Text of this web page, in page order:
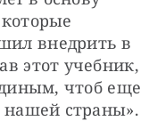
внедрить в
этот учебник,
чтоб еще
нашей страны».